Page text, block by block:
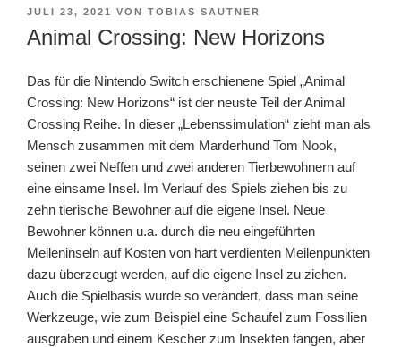
VERÖFFENTLICHT
JULI 23, 2021 VON TOBIAS SAUTNER
Animal Crossing: New Horizons
Das für die Nintendo Switch erschienene Spiel „Animal
Crossing: New Horizons“ ist der neuste Teil der Animal
Crossing Reihe. In dieser „Lebenssimulation“ zieht man als
Mensch zusammen mit dem Marderhund Tom Nook,
seinen zwei Neffen und zwei anderen Tierbewohnern auf
eine einsame Insel. Im Verlauf des Spiels ziehen bis zu
zehn tierische Bewohner auf die eigene Insel. Neue
Bewohner können u.a. durch die neu eingeführten
Meileninseln auf Kosten von hart verdienten Meilenpunkten
dazu überzeugt werden, auf die eigene Insel zu ziehen.
Auch die Spielbasis wurde so verändert, dass man seine
Werkzeuge, wie zum Beispiel eine Schaufel zum Fossilien
ausgraben und einem Kescher zum Insekten fangen, aber